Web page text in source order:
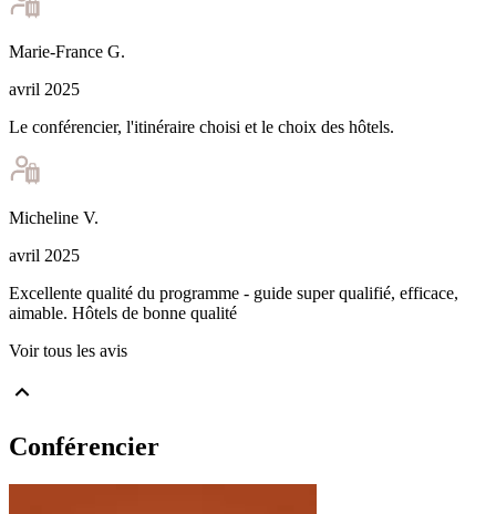
Marie-France G.
avril 2025
Le conférencier, l'itinéraire choisi et le choix des hôtels.
Micheline V.
avril 2025
Excellente qualité du programme - guide super qualifié, efficace,
aimable. Hôtels de bonne qualité
Voir tous les avis
Conférencier